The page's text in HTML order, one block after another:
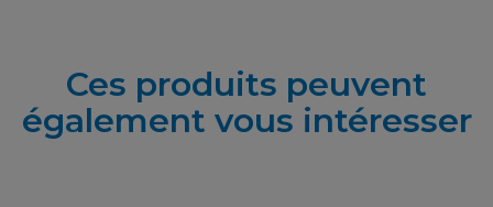
Ces produits peuvent
également vous intéresser